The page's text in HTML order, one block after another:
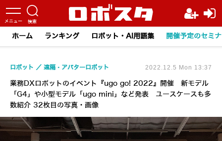
ホーム ランキング ロボット・AI用語集 開催予定のセミ
業務DXロボットのイベント『ugo go! 2022』開催 新モデル
「G4」や小型モデル「ugo mini」など発表 ユースケースも多
数紹介 32枚目の写真・画像
ロボット 遠隔・アバターロボット 2022.12.5 Mon 13:37